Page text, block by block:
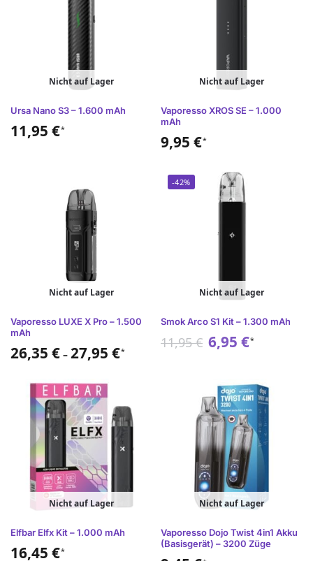
Nicht auf Lager
Ursa Nano S3 – 1.600 mAh
11,95 €*
Nicht auf Lager
Vaporesso XROS SE – 1.000
mAh
9,95 €*
Nicht auf Lager
Vaporesso LUXE X Pro – 1.500
mAh
26,35 € – 27,95 €*
-42%
Nicht auf Lager
Smok Arco S1 Kit – 1.300 mAh
11,95€ 6,95 €*
Nicht auf Lager
Elfbar Elfx Kit – 1.000 mAh
16,45 €*
Nicht auf Lager
Vaporesso Dojo Twist 4in1 Akku
(Basisgerät) – 3200 Züge